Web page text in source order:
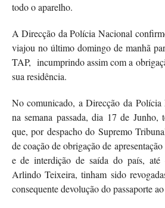
todo o aparelho.
A Direcção da Polícia Nacional
viajou no último domingo de manhã
TAP, incumprindo assim com a
sua residência.
No comunicado, a Direcção da
na semana passada, dia 17 de Junho,
que, por despacho do Supremo
de coação de obrigação de
e de interdição de saída do país, até
Arlindo Teixeira, tinham sido
consequente devolução do passaporte